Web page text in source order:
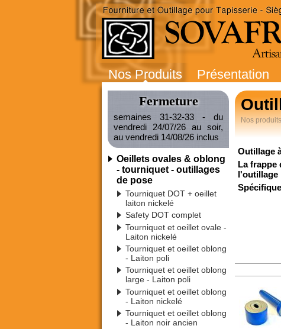
Nos Produits Présentation
Fermeture
semaines 31-32-33 - du
vendredi 24/07/26 au soir,
au vendredi 14/08/26 inclus
Oeillets ovales & oblong
- tourniquet - outillages
de pose
Tourniquet DOT + oeillet
laiton nickelé
Safety DOT complet
Tourniquet et oeillet ovale -
Laiton nickelé
Tourniquet et oeillet oblong
- Laiton poli
Tourniquet et oeillet oblong
large - Laiton poli
Tourniquet et oeillet oblong
- Laiton nickelé
Tourniquet et oeillet oblong
- Laiton noir ancien
Nos produits
Outillage
La frappe
l'outillage